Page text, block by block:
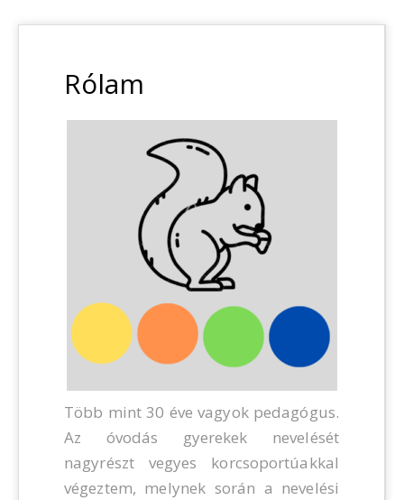
Rólam
Több mint 30 éve vagyok pedagógus.
Az óvodás gyerekek nevelését
nagyrészt vegyes korcsoportúakkal
végeztem, melynek során a nevelési